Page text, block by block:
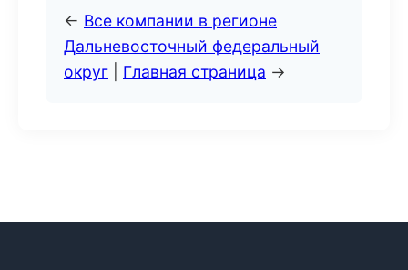
← Все компании в регионе
Дальневосточный федеральный
округ
Главная страница →